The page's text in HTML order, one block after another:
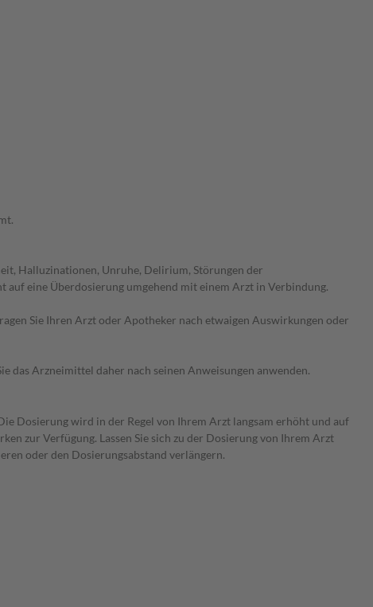
Halluzinationen, Unruhe, Delirium, Störungen der
auf eine Überdosierung umgehend mit einem Arzt in Verbindung.
Sie Ihren Arzt oder Apotheker nach etwaigen Auswirkungen oder
das Arzneimittel daher nach seinen Anweisungen anwenden.
Dosierung wird in der Regel von Ihrem Arzt langsam erhöht und auf
zur Verfügung. Lassen Sie sich zu der Dosierung von Ihrem Arzt
oder den Dosierungsabstand verlängern.